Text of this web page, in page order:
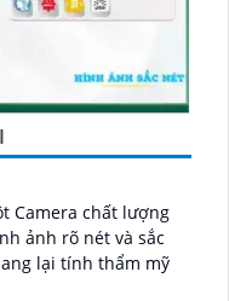
Camera chất lượng
ảnh rõ nét và sắc